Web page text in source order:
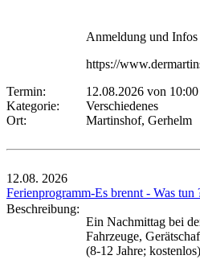
Anmeldung und Infos
https://
Termin:
12.08.2026 von 10:00
Kategorie:
Verschiedenes
Ort:
Martinshof, Gerhelm
12.08. 2026
Ferienprogramm-Es brennt - Was tun
Beschreibung:
Ein Nachmittag bei
Fahrzeuge,
(8-12 Jahre; kostenlos)